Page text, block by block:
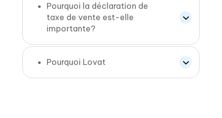
Pourquoi la déclaration de
taxe de vente est-elle
importante?
Pourquoi Lovat